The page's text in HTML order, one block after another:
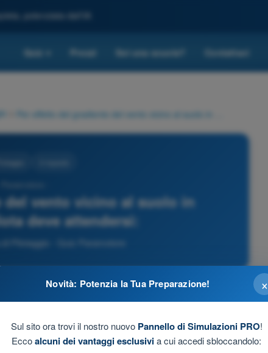
potenziata dall'IA
Quiz Prezzi Sei una scuola? Contattaci
del vento vicino al suolo in
deve attendersi:
Pilotaggio - Quiz Paramotore
probabile picchiata del mezzo che è possibile
componente di vento contrario che non crea
×
Novità: Potenzia la Tua Preparazione!
Sul sito ora trovi il nostro nuovo Pannello di Simulazioni PRO!
Eccoalcuni dei vantaggi esclusivia cui accedi sbloccandolo: